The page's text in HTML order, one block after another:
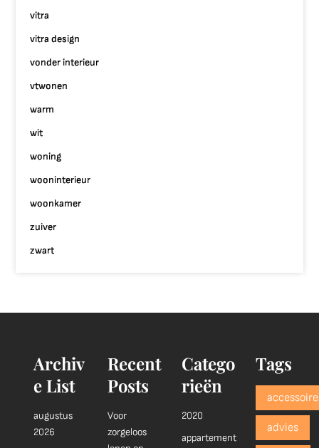
vitra
vitra design
vonder interieur
vtwonen
warm
wit
woning
wooninterieur
woonkamer
zuiver
zwart
Archiv
e List
augustus
2026
Recent
Posts
Voor
zorgeloos
Catego
rieën
2020
appartement
Tags
advies